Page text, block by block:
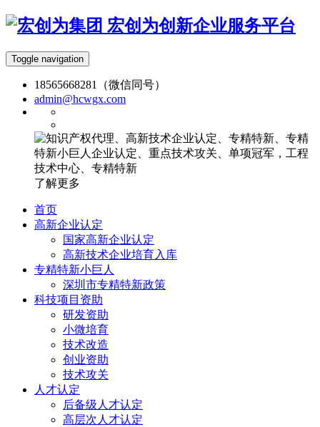
宏创为创新企业服务平台
Toggle navigation
18565668281（微信同号）
admin@hcwgx.com
了解更多
首页
高新企业认定
国家高新企业认定
高新技术企业培育入库
专精特新小巨人
深圳市专精特新政策
科技项目资助
研发资助
小微培育
技术改造
创业资助
技术攻关
人才认定
后备级人才认定
高层次人才认定